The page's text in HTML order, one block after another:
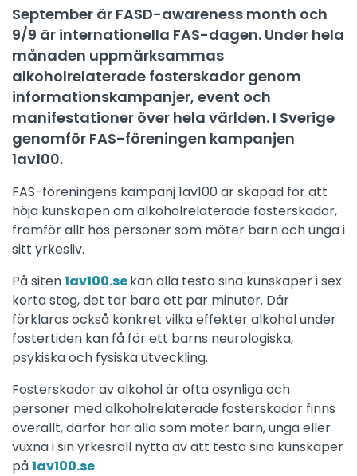
September är FASD-awareness month och
9/9 är internationella FAS-dagen. Under hela
månaden uppmärksammas
alkoholrelaterade fosterskador genom
informationskampanjer, event och
manifestationer över hela världen. I Sverige
genomför FAS-föreningen kampanjen
1av100.
FAS-föreningens kampanj 1av100 är skapad för att
höja kunskapen om alkoholrelaterade fosterskador,
framför allt hos personer som möter barn och unga i
sitt yrkesliv.
På siten1av100.sekan alla testa sina kunskaper i sex
korta steg, det tar bara ett par minuter. Där
förklaras också konkret vilka effekter alkohol under
fostertiden kan få för ett barns neurologiska,
psykiska och fysiska utveckling.
Fosterskador av alkohol är ofta osynliga och
personer med alkoholrelaterade fosterskador finns
överallt, därför har alla som möter barn, unga eller
vuxna i sin yrkesroll nytta av att testa sina kunskaper
på1av100.se